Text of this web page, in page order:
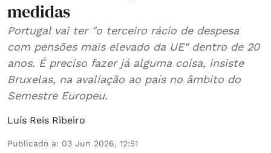
medidas
Portugal vai ter "o terceiro rácio de despesa
com pensões mais elevado da UE" dentro de 20
anos. É preciso fazer já alguma coisa, insiste
Bruxelas, na avaliação ao país no âmbito do
Semestre Europeu.
Luís Reis Ribeiro
Publicado a: 03 Jun 2026, 12:51